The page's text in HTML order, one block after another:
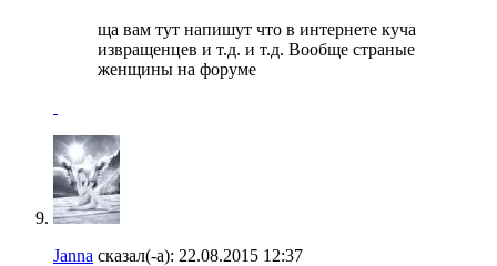
ща вам тут напишут что в интернете куча
извращенцев и т.д. и т.д. Вообще страные
женщины на форуме
Janna сказал(-а): 22.08.2015 12:37